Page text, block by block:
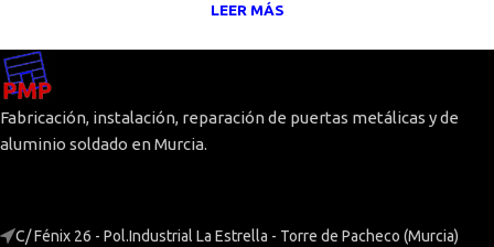
LEER MÁS
Fabricación, instalación, reparación de puertas metálicas y de
aluminio soldado en Murcia.
C/ Fénix 26 - Pol.Industrial La Estrella - Torre de Pacheco (Murcia)